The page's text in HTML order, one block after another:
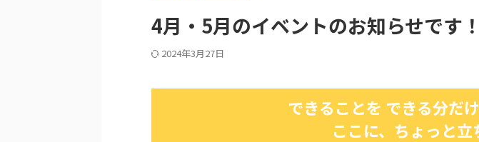
4月・5月のイベントのお知らせです！
2024年3月27日
できることを できる分だ
ここに、ちょっと